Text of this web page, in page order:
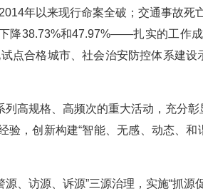
年以来现行命案全破；交通事故死
降38.73%和47.97%——扎实的工作
点合格城市、社会治安防控体系建
高规格、高频次的重大活动，充分
，创新构建“智能、无感、动态、和
、访源、诉源”三源治理，实施“抓源